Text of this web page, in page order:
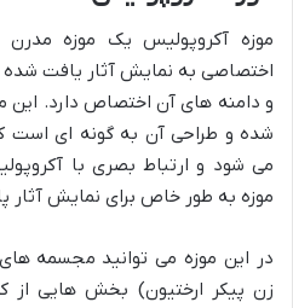
موزه آکروپولیس یک موزه
اختصاصی به نمایش آثار یافت
و دامنه های آن اختصاص دارد. این
شده و طراحی آن به گونه ای است
می شود و ارتباط بصری با
موزه به طور خاص برای نمایش آثار
در این موزه می توانید مجسمه
زن پیکر ارختیون) بخش هایی از